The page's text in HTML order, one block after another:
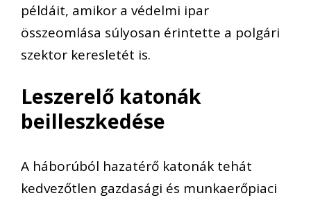
példáit, amikor a védelmi ipar
összeomlása súlyosan érintette a polgári
szektor keresletét is.
Leszerelő katonák
beilleszkedése
A háborúból hazatérő katonák tehát
kedvezőtlen gazdasági és munkaerőpiaci